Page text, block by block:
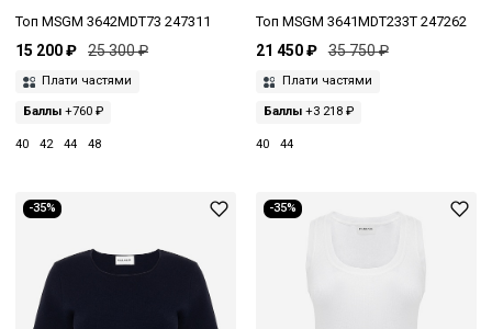
Топ MSGM 3642MDT73 247311
15 200 ₽ 25 300 ₽
Плати частями
Баллы +760 ₽
40 42 44 48
Топ MSGM 3641MDT233T 247262
21 450 ₽ 35 750 ₽
Плати частями
Баллы+3 218 ₽
40 44
-35% -35%